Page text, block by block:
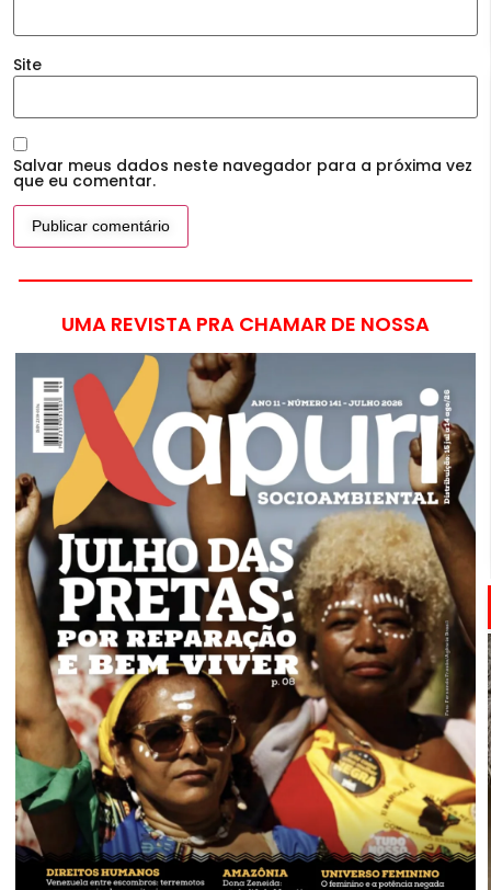
Site
Salvar meus dados neste navegador para a próxima vez
que eu comentar.
UMA REVISTA PRA CHAMAR DE NOSSA